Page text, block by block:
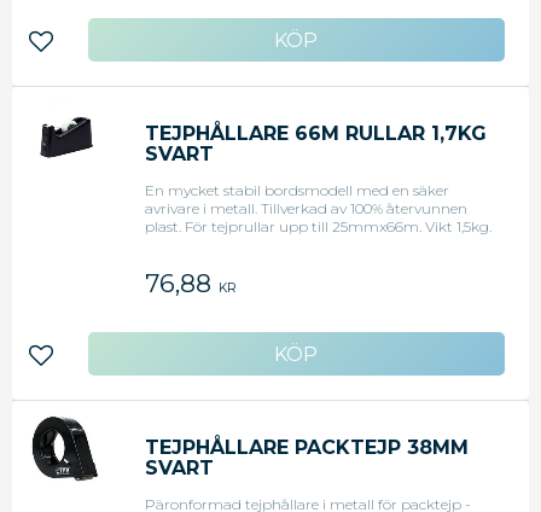
Lägg till i favoriter
TEJPHÅLLARE 66M RULLAR 1,7KG
SVART
En mycket stabil bordsmodell med en säker
avrivare i metall. Tillverkad av 100% återvunnen
plast. För tejprullar upp till 25mmx66m. Vikt 1,5kg.
76,88 KR
Lägg till i favoriter
TEJPHÅLLARE PACKTEJP 38MM
SVART
Päronformad tejphållare i metall för packtejp -